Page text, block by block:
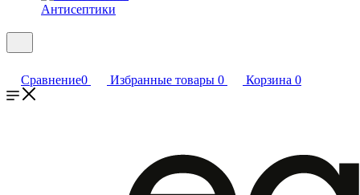
Антисептики
Сравнение0 Избранные товары 0 Корзина 0